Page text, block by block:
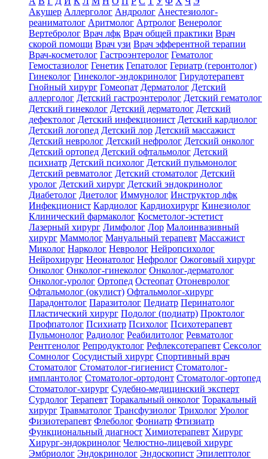
Акушер Аллерголог Андролог Анестезиолог-
реаниматолог Аритмолог Артролог Венеролог
Вертебролог Врач лфк Врач общей практики Врач
скорой помощи Врач узи Врач эфферентной терапии
Врач-косметолог Гастроэнтеролог Гематолог
Гемостазиолог Генетик Гепатолог Гериатр (геронтолог)
Гинеколог Гинеколог-эндокринолог Гирудотерапевт
Гнойный хирург Гомеопат Дерматолог Детский
аллерголог Детский гастроэнтеролог Детский гематолог
Детский гинеколог Детский дерматолог Детский
дефектолог Детский инфекционист Детский кардиолог
Детский логопед Детский лор Детский массажист
Детский невролог Детский нефролог Детский онколог
Детский ортопед Детский офтальмолог Детский
психиатр Детский психолог Детский пульмонолог
Детский ревматолог Детский стоматолог Детский
уролог Детский хирург Детский эндокринолог
Диабетолог Диетолог Иммунолог Инструктор лфк
Инфекционист Кардиолог Кардиохирург Кинезиолог
Клинический фармаколог Косметолог-эстетист
Лазерный хирург Лимфолог Лор Малоинвазивный
хирург Маммолог Мануальный терапевт Массажист
Миколог Нарколог Невролог Нейропсихолог
Нейрохирург Неонатолог Нефролог Ожоговый хирург
Онколог Онколог-гинеколог Онколог-дерматолог
Онколог-уролог Ортопед Остеопат Отоневролог
Офтальмолог (окулист) Офтальмолог-хирург
Парадонтолог Паразитолог Педиатр Перинатолог
Пластический хирург Подолог (подиатр) Проктолог
Профпатолог Психиатр Психолог Психотерапевт
Пульмонолог Радиолог Реабилитолог Ревматолог
Рентгенолог Репродуктолог Рефлексотерапевт Сексолог
Сомнолог Сосудистый хирург Спортивный врач
Стоматолог Стоматолог-гигиенист Стоматолог-
имплантолог Стоматолог-ортодонт Стоматолог-ортопед
Стоматолог-хирург Судебно-медицинский эксперт
Сурдолог Терапевт Торакальный онколог Торакальный
хирург Травматолог Трансфузиолог Трихолог Уролог
Физиотерапевт Флеболог Фониатр Фтизиатр
Функциональный диагност Химиотерапевт Хирург
Хирург-эндокринолог Челюстно-лицевой хирург
Эмбриолог Эндокринолог Эндоскопист Эпилептолог